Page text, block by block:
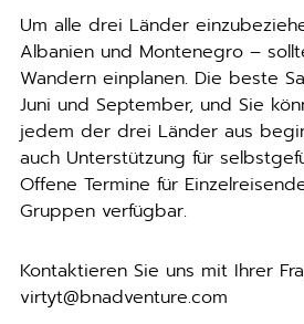
Um alle drei Länder
Albanien und Montenegro –
Wandern einplanen. Die beste
Juni und September, und Sie
jedem der drei Länder aus
auch Unterstützung für
Offene Termine für
Gruppen verfügbar.
Kontaktieren Sie uns mit Ihrer
virtyt@bnadventure.com